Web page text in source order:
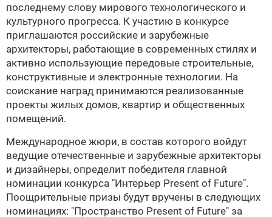
последнему слову мирового технологического и
культурного прогресса. К участию в конкурсе
приглашаются российские и зарубежные
архитекторы, работающие в современных стилях и
активно использующие передовые строительные,
конструктивные и электронные технологии. На
соискание наград принимаются реализованные
проекты жилых домов, квартир и общественных
помещений.
Международное жюри, в состав которого войдут
ведущие отечественные и зарубежные архитекторы
и дизайнеры, определит победителя главной
номинации конкурса "Интерьер Present of Future".
Поощрительные призы будут вручены в следующих
номинациях: "Пространство Present of Future" за